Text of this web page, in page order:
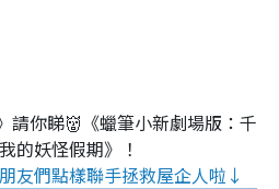
請你睇👹《蠟筆小新劇場版：千
的妖怪假期》！
友們點樣聯手拯救屋企人啦↓